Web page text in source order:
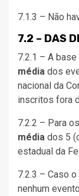
7.1.3 – Não
7.2 – DAS
7.2.1 – A
média dos
nacional da
inscritos fora
7.2.2 – Para
média dos 5
estadual da
7.2.3 – Caso
nenhum